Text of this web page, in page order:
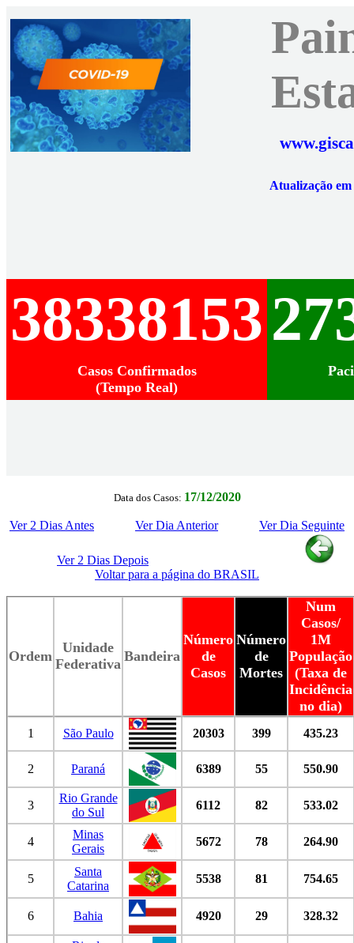
Atualização
38338153
Casos Confirmados
(Tempo Real)
Data dos Casos: 17/12/2020
Ver 2 Dias Antes Ver Dia Anterior Ver Dia Seguinte
Ver 2 Dias Depois
Voltar para a página do BRASIL
Ordem
Unidade
Federativa Bandeira
Número
de
Casos
Número
de
Mortes
Num
Casos/
1M
População
(Taxa de
Incidência
no dia)
1 São Paulo 20303 399 435.23
2 Paraná 6389 55 550.90
3
Rio Grande
do Sul
6112 82 533.02
4
Minas
Gerais
5672 78 264.90
5
Santa
Catarina
5538 81 754.65
6 Bahia 4920 29 328.32